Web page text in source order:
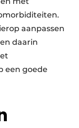
aanpassen
daarin
een goede